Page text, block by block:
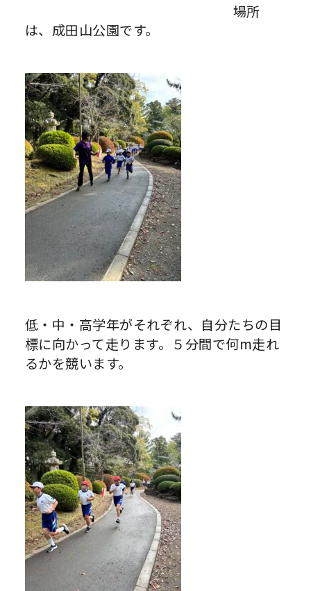
場所
は、成田山公園です。
低・中・高学年がそれぞれ、自分たちの目
標に向かって走ります。５分間で何m走れ
るかを競います。